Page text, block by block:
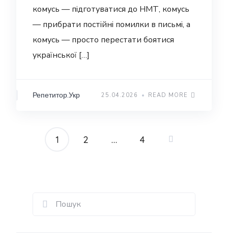
комусь — підготуватися до НМТ, комусь
— прибрати постійні помилки в письмі, а
комусь — просто перестати боятися
української […]
Репетитор.Укр 25.04.2026 READ MORE
Пагінація
1 2 … 4